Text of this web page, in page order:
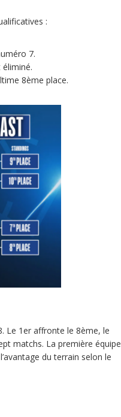
:
7.
8ème place.
Le 1er affronte le 8ème, le
matchs. La première équipe
du terrain selon le